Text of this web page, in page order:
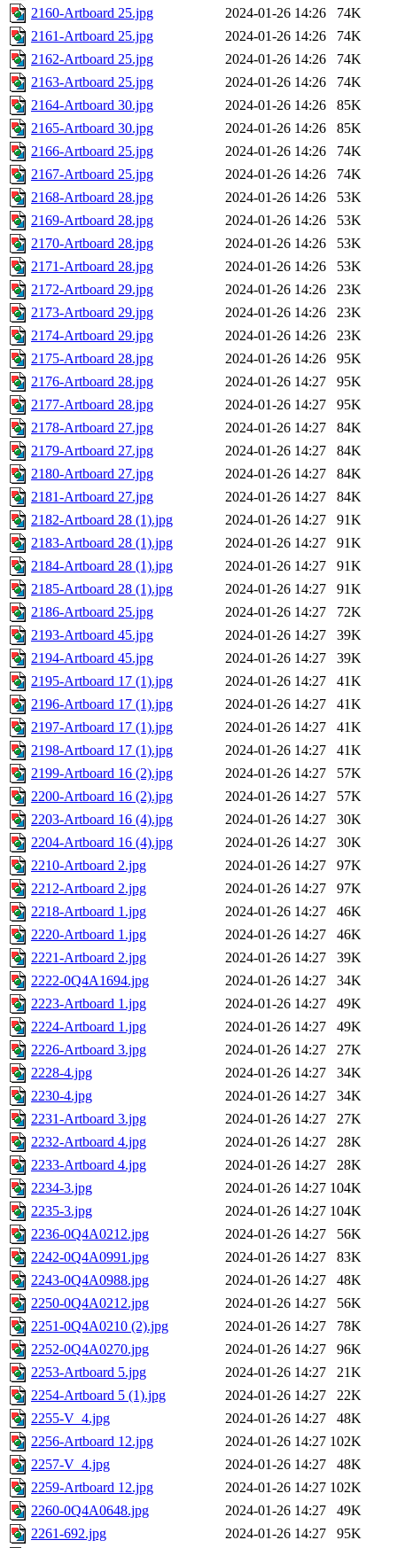
2160-Artboard 25.jpg
2024-01-26 14:26
74K
2161-Artboard 25.jpg
2024-01-26 14:26
74K
2162-Artboard 25.jpg
2024-01-26 14:26
74K
2163-Artboard 25.jpg
2024-01-26 14:26
74K
2164-Artboard 30.jpg
2024-01-26 14:26
85K
2165-Artboard 30.jpg
2024-01-26 14:26
85K
2166-Artboard 25.jpg
2024-01-26 14:26
74K
2167-Artboard 25.jpg
2024-01-26 14:26
74K
2168-Artboard 28.jpg
2024-01-26 14:26
53K
2169-Artboard 28.jpg
2024-01-26 14:26
53K
2170-Artboard 28.jpg
2024-01-26 14:26
53K
2171-Artboard 28.jpg
2024-01-26 14:26
53K
2172-Artboard 29.jpg
2024-01-26 14:26
23K
2173-Artboard 29.jpg
2024-01-26 14:26
23K
2174-Artboard 29.jpg
2024-01-26 14:26
23K
2175-Artboard 28.jpg
2024-01-26 14:26
95K
2176-Artboard 28.jpg
2024-01-26 14:27
95K
2177-Artboard 28.jpg
2024-01-26 14:27
95K
2178-Artboard 27.jpg
2024-01-26 14:27
84K
2179-Artboard 27.jpg
2024-01-26 14:27
84K
2180-Artboard 27.jpg
2024-01-26 14:27
84K
2181-Artboard 27.jpg
2024-01-26 14:27
84K
2182-Artboard 28 (1).jpg
2024-01-26 14:27
91K
2183-Artboard 28 (1).jpg
2024-01-26 14:27
91K
2184-Artboard 28 (1).jpg
2024-01-26 14:27
91K
2185-Artboard 28 (1).jpg
2024-01-26 14:27
91K
2186-Artboard 25.jpg
2024-01-26 14:27
72K
2193-Artboard 45.jpg
2024-01-26 14:27
39K
2194-Artboard 45.jpg
2024-01-26 14:27
39K
2195-Artboard 17 (1).jpg
2024-01-26 14:27
41K
2196-Artboard 17 (1).jpg
2024-01-26 14:27
41K
2197-Artboard 17 (1).jpg
2024-01-26 14:27
41K
2198-Artboard 17 (1).jpg
2024-01-26 14:27
41K
2199-Artboard 16 (2).jpg
2024-01-26 14:27
57K
2200-Artboard 16 (2).jpg
2024-01-26 14:27
57K
2203-Artboard 16 (4).jpg
2024-01-26 14:27
30K
2204-Artboard 16 (4).jpg
2024-01-26 14:27
30K
2210-Artboard 2.jpg
2024-01-26 14:27
97K
2212-Artboard 2.jpg
2024-01-26 14:27
97K
2218-Artboard 1.jpg
2024-01-26 14:27
46K
2220-Artboard 1.jpg
2024-01-26 14:27
46K
2221-Artboard 2.jpg
2024-01-26 14:27
39K
2222-0Q4A1694.jpg
2024-01-26 14:27
34K
2223-Artboard 1.jpg
2024-01-26 14:27
49K
2224-Artboard 1.jpg
2024-01-26 14:27
49K
2226-Artboard 3.jpg
2024-01-26 14:27
27K
2228-4.jpg
2024-01-26 14:27
34K
2230-4.jpg
2024-01-26 14:27
34K
2231-Artboard 3.jpg
2024-01-26 14:27
27K
2232-Artboard 4.jpg
2024-01-26 14:27
28K
2233-Artboard 4.jpg
2024-01-26 14:27
28K
2234-3.jpg
2024-01-26 14:27 104K
2235-3.jpg
2024-01-26 14:27 104K
2236-0Q4A0212.jpg
2024-01-26 14:27
56K
2242-0Q4A0991.jpg
2024-01-26 14:27
83K
2243-0Q4A0988.jpg
2024-01-26 14:27
48K
2250-0Q4A0212.jpg
2024-01-26 14:27
56K
2251-0Q4A0210 (2).jpg
2024-01-26 14:27
78K
2252-0Q4A0270.jpg
2024-01-26 14:27
96K
2253-Artboard 5.jpg
2024-01-26 14:27
21K
2254-Artboard 5 (1).jpg
2024-01-26 14:27
22K
2255-V_4.jpg
2024-01-26 14:27
48K
2256-Artboard 12.jpg
2024-01-26 14:27 102K
2257-V_4.jpg
2024-01-26 14:27
48K
2259-Artboard 12.jpg
2024-01-26 14:27 102K
2260-0Q4A0648.jpg
2024-01-26 14:27
49K
2261-692.jpg
2024-01-26 14:27 95K